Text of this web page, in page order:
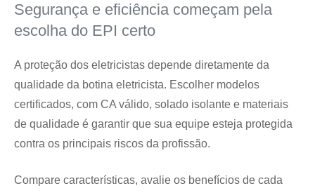
Segurança e eficiência começam pela
escolha do EPI certo
A proteção dos eletricistas depende diretamente da
qualidade da botina eletricista. Escolher modelos
certificados, com CA válido, solado isolante e materiais
de qualidade é garantir que sua equipe esteja protegida
contra os principais riscos da profissão.
Compare características, avalie os benefícios de cada